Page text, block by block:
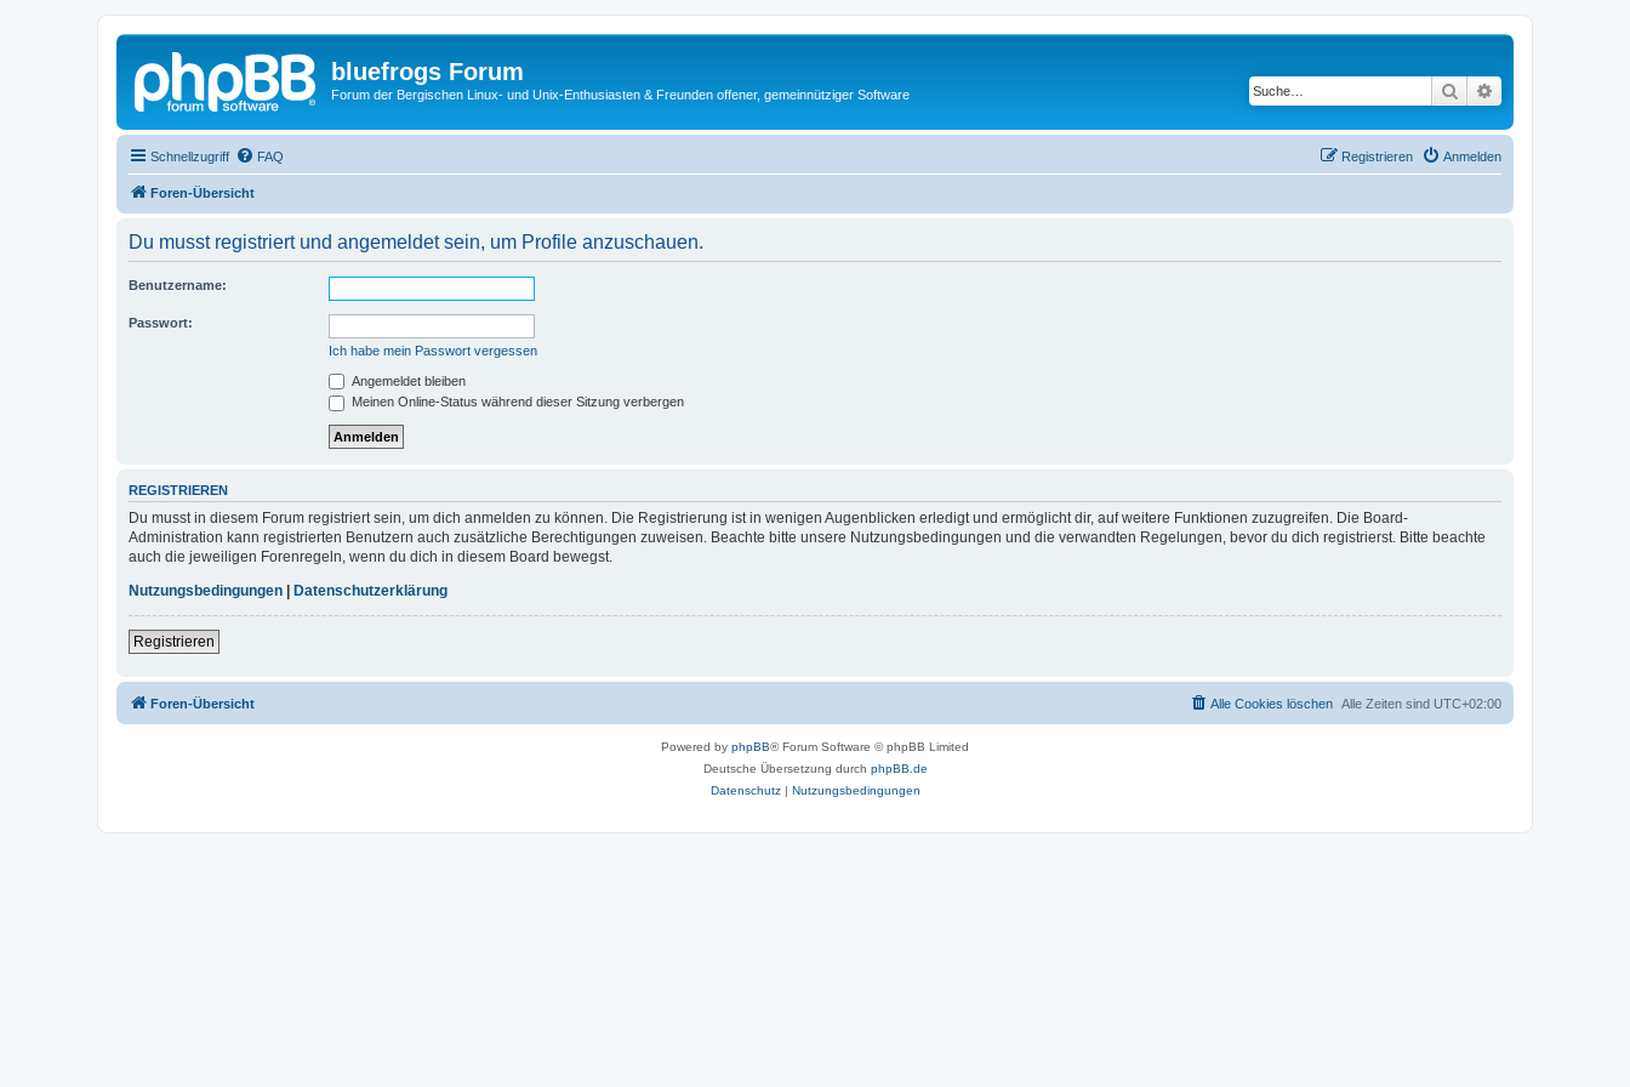
bluefrogs Forum
Forum der Bergischen Linux- und Unix-Enthusiasten & Freunden offener, gemeinnütziger Software Suche
Schnellzugriff FAQ Anmelden
Registrieren
Foren-Übersicht
Du musst registriert und angemeldet sein, um Profile anzuschauen.
Benutzername:
Passwort:
Ich habe mein Passwort vergessen
Angemeldet bleiben
Meinen Online-Status während dieser Sitzung verbergen
REGISTRIEREN
Du musst in diesem Forum registriert sein, um dich anmelden zu können. Die Registrierung ist in wenigen Augenblicken erledigt und ermöglicht dir, auf weitere Funktionen zuzugreifen. Die Board-
Administration kann registrierten Benutzern auch zusätzliche Berechtigungen zuweisen. Beachte bitte unsere Nutzungsbedingungen und die verwandten Regelungen, bevor du dich registrierst. Bitte beachte
auch die jeweiligen Forenregeln, wenn du dich in diesem Board bewegst.
Nutzungsbedingungen
Datenschutzerklärung
Registrieren
Foren-Übersicht Alle Zeiten sind UTC+02:00
Alle Cookies löschen
Powered by phpBB® Forum Software © phpBB Limited
Deutsche Übersetzung durch phpBB.de
Datenschutz| Nutzungsbedingungen